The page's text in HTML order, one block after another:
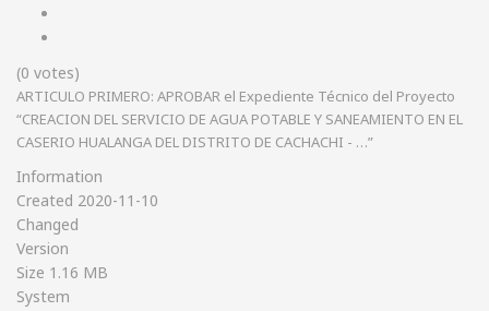
(0 votes)
ARTICULO PRIMERO: APROBAR el Expediente Técnico del Proyecto
“CREACION DEL SERVICIO DE AGUA POTABLE Y SANEAMIENTO EN EL
CASERIO HUALANGA DEL DISTRITO DE CACHACHI - …”
Information
Created 2020-11-10
Changed
Version
Size 1.16 MB
System